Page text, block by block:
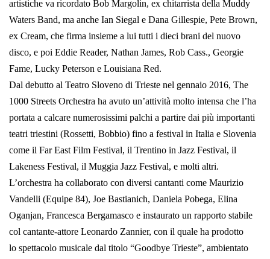
artistiche va ricordato Bob Margolin, ex chitarrista della Muddy
Waters Band, ma anche Ian Siegal e Dana Gillespie, Pete Brown,
ex Cream, che firma insieme a lui tutti i dieci brani del nuovo
disco, e poi Eddie Reader, Nathan James, Rob Cass., Georgie
Fame, Lucky Peterson e Louisiana Red.
Dal debutto al Teatro Sloveno di Trieste nel gennaio 2016, The
1000 Streets Orchestra ha avuto un’attività molto intensa che l’ha
portata a calcare numerosissimi palchi a partire dai più importanti
teatri triestini (Rossetti, Bobbio) fino a festival in Italia e Slovenia
come il Far East Film Festival, il Trentino in Jazz Festival, il
Lakeness Festival, il Muggia Jazz Festival, e molti altri.
L’orchestra ha collaborato con diversi cantanti come Maurizio
Vandelli (Equipe 84), Joe Bastianich, Daniela Pobega, Elina
Oganjan, Francesca Bergamasco e instaurato un rapporto stabile
col cantante-attore Leonardo Zannier, con il quale ha prodotto
lo spettacolo musicale dal titolo “Goodbye Trieste”, ambientato